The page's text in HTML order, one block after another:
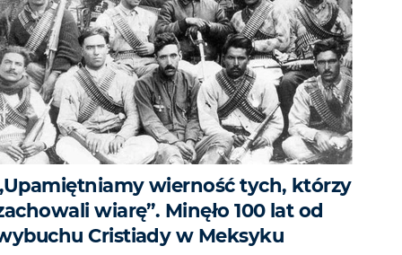
wierność tych, którzy
wiarę”. Minęło 100 lat od
Cristiady w Meksyku